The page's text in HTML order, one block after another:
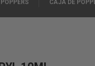
CAJA DE